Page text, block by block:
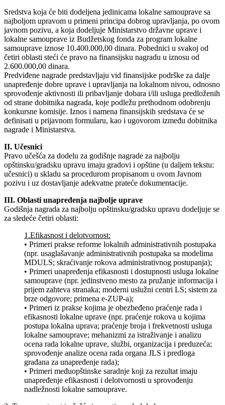
Sredstva koja će biti dodeljena jedinicama lokalne samouprave sa
najboljom upravom u primeni principa dobrog upravljanja, po ovom
javnom pozivu, a koja dodeljuje Ministarstvo državne uprave i
lokalne samouprave iz Budžetskog fonda za program lokalne
samouprave iznose 10.400.000,00 dinara. Pobednici u svakoj od
četiri oblasti steći će pravo na finansijsku nagradu u iznosu od
2.600.000,00 dinara.
Predviđene nagrade predstavljaju vid finansijske podrške za dalje
unapređenje dobre uprave i upravljanja na lokalnom nivou, odnosno
sprovođenje aktivnosti ili pribavljanje dobara i/ili usluga predloženih
od strane dobitnika nagrada, koje podležu prethodnom odobrenju
konkursne komisije. Iznos i namena finansijskih sredstava će se
definisati u prijavnom formularu, kao i ugovorom između dobitnika
nagrade i Ministarstva.
II. Učesnici
Pravo učešća za dodelu za godišnje nagrade za najbolju
opštinsku/gradsku upravu imaju gradovi i opštine (u daljem tekstu:
učesnici) u skladu sa procedurom propisanom u ovom Javnom
pozivu i uz dostavljanje adekvatne prateće dokumentacije.
III. Oblasti unapređenja najbolje uprave
Godišnja nagrada za najbolju opštinsku/gradsku upravu dodeljuje se
za sledeće četiri oblasti:
1.Efikasnost i delotvornost:
• Primeri prakse reforme lokalnih administrativnih postupaka
(npr. usaglašavanje administrativnih postupaka sa modelima
MDULS; skraćivanje rokova administrativnog postupanja);
• Primeri unapređenja efikasnosti i dostupnosti usluga lokalne
samouprave (npr. jedinstveno mesto za pružanje informacija i
prijem zahteva stranaka; moderni uslužni centri LS; sistem za
brze odgovore; primena e-ZUP-a);
• Primeri iz prakse kojima je obezbeđeno praćenje rada i
efikasnosti lokalne uprave (npr. praćenje rokova u kojima
postupa lokalna uprava; praćenje broja i frekvetnosti usluga
lokalne samouprave; mehanizmi za istraživanje i analizu
ocena rada lokalne uprave, službi, organizacija i preduzeća;
sprovođenje analize ocena rada organa JLS i predloga
građana za unapređenje rada);
• Primeri međuopštinske saradnje koji za rezultat imaju
unapređenje efikasnosti i delotvornosti u sprovođenju
nadležnosti lokalne samouprave.